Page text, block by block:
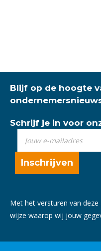
Blijf op de hoogte
Schrijf je in voor
Met het versturen van
wijze waarop wij jouw